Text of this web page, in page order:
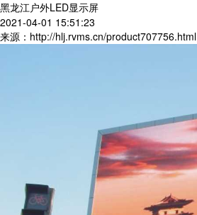
黑龙江户外LED显示屏
2021-04-01 15:51:23
来源：http://hlj.rvms.cn/product707756.html